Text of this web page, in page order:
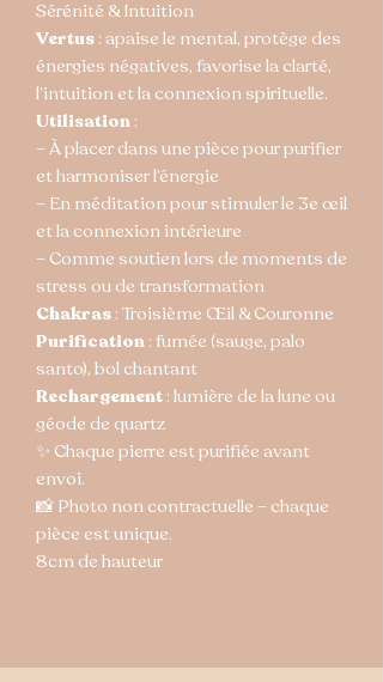
Sérénité & Intuition
Vertus : apaise le mental, protège des
énergies négatives, favorise la clarté,
l’intuition et la connexion spirituelle.
Utilisation :
– À placer dans une pièce pour purifier
et harmoniser l’énergie
– En méditation pour stimuler le 3e œil
et la connexion intérieure
– Comme soutien lors de moments de
stress ou de transformation
Chakras : Troisième Œil & Couronne
Purification : fumée (sauge, palo
santo), bol chantant
Rechargement : lumière de la lune ou
géode de quartz
✨ Chaque pierre est purifiée avant
envoi.
📸 Photo non contractuelle – chaque
pièce est unique.
8cm de hauteur